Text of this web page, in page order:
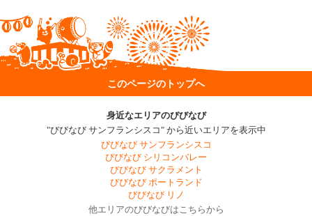
このページのトップへ
身近なエリアのびびなび
"びびなび サンフランシスコ" から近いエリアを表示中
びびなび サンフランシスコ
びびなび シリコンバレー
びびなび サクラメント
びびなび ポートランド
びびなび リノ
他エリアのびびなびはこちらから